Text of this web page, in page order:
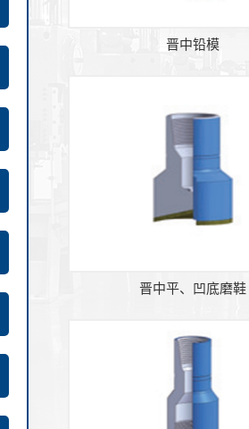
晋中铅模
晋中平、凹底磨鞋